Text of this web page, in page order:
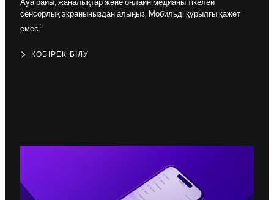
Ауа райы, жаңалықтар және онлайн медианы тікелей
сенсорлық экраныңыздан алыңыз. Мобильді құрылғы қажет
емес.3
КӨБІРЕК БІЛУ